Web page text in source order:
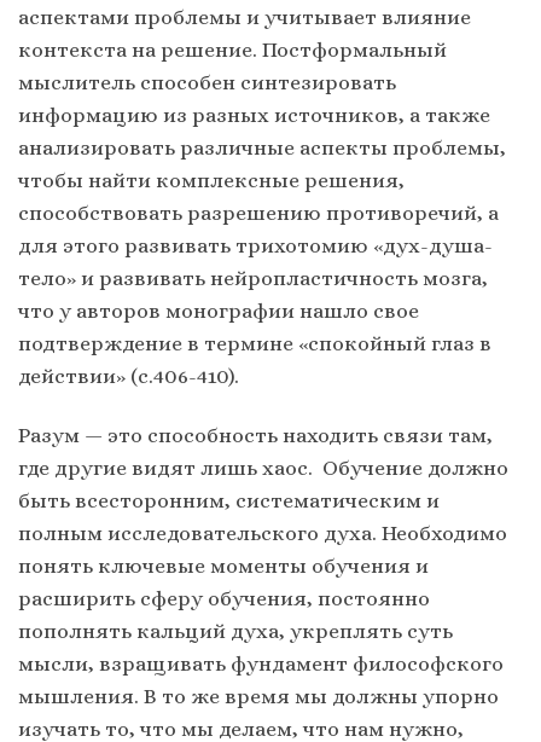
аспектами проблемы и учитывает влияние
контекста на решение. Постформальный
мыслитель способен синтезировать
информацию из разных источников, а также
анализировать различные аспекты проблемы,
чтобы найти комплексные решения,
способствовать разрешению противоречий, а
для этого развивать трихотомию «дух-душа-
тело» и развивать нейропластичность мозга,
что у авторов монографии нашло свое
подтверждение в термине «спокойный глаз в
действии» (с.406-410).
Разум — это способность находить связи там,
где другие видят лишь хаос. Обучение должно
быть всесторонним, систематическим и
полным исследовательского духа. Необходимо
понять ключевые моменты обучения и
расширить сферу обучения, постоянно
пополнять кальций духа, укреплять суть
мысли, взращивать фундамент философского
мышления. В то же время мы должны упорно
изучать то, что мы делаем, что нам нужно,